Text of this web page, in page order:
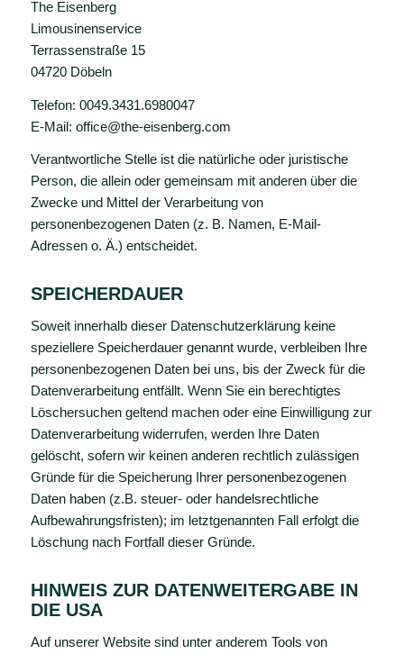
The Eisenberg
Limousinenservice
Terrassenstraße 15
04720 Döbeln
Telefon: 0049.3431.6980047
E-Mail: office@the-eisenberg.com
Verantwortliche Stelle ist die natürliche oder juristische
Person, die allein oder gemeinsam mit anderen über die
Zwecke und Mittel der Verarbeitung von
personenbezogenen Daten (z. B. Namen, E-Mail-
Adressen o. Ä.) entscheidet.
SPEICHERDAUER
Soweit innerhalb dieser Datenschutzerklärung keine
speziellere Speicherdauer genannt wurde, verbleiben Ihre
personenbezogenen Daten bei uns, bis der Zweck für die
Datenverarbeitung entfällt. Wenn Sie ein berechtigtes
Löschersuchen geltend machen oder eine Einwilligung zur
Datenverarbeitung widerrufen, werden Ihre Daten
gelöscht, sofern wir keinen anderen rechtlich zulässigen
Gründe für die Speicherung Ihrer personenbezogenen
Daten haben (z.B. steuer- oder handelsrechtliche
Aufbewahrungsfristen); im letztgenannten Fall erfolgt die
Löschung nach Fortfall dieser Gründe.
HINWEIS ZUR DATENWEITERGABE IN
DIE USA
Auf unserer Website sind unter anderem Tools von